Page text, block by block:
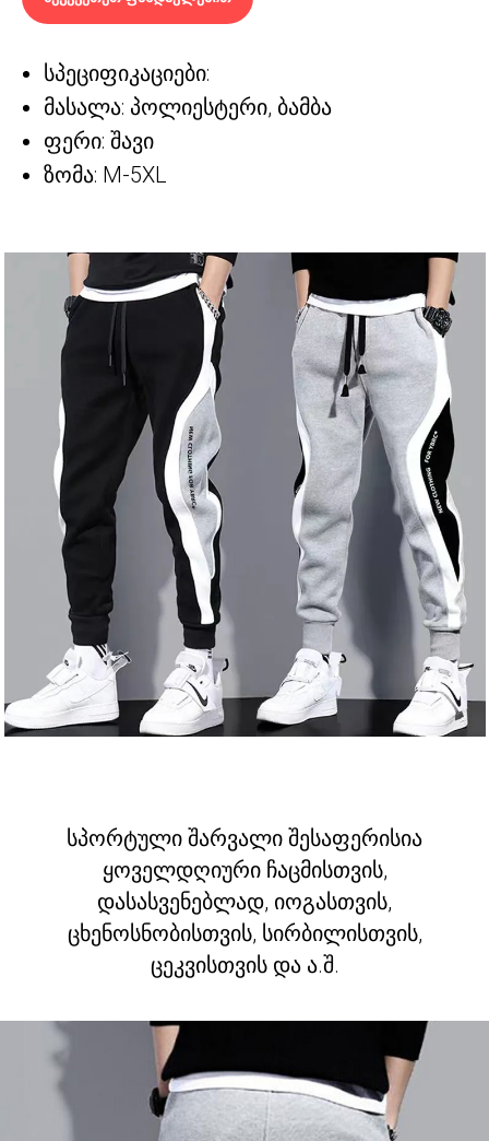
სპეციფიკაციები:
მასალა: პოლიესტერი, ბამბა
ფერი: შავი
ზომა: M-5XL
სპორტული შარვალი შესაფერისია
ყოველდღიური ჩაცმისთვის,
დასასვენებლად, იოგასთვის,
ცხენოსნობისთვის, სირბილისთვის,
ცეკვისთვის და ა.შ.